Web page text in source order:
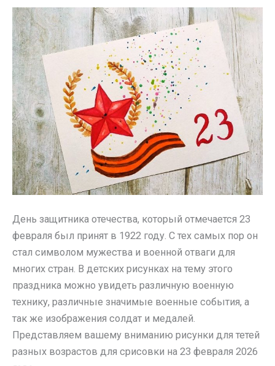
День защитника отечества, который отмечается 23
февраля был принят в 1922 году. С тех самых пор он
стал символом мужества и военной отваги для
многих стран. В детских рисунках на тему этого
праздника можно увидеть различную военную
технику, различные значимые военные события, а
так же изображения солдат и медалей.
Представляем вашему вниманию рисунки для тетей
разных возрастов для срисовки на 23 февраля 2026